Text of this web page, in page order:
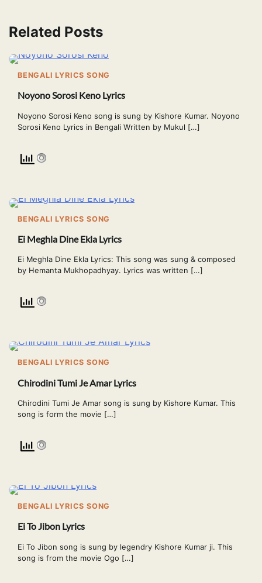
Related Posts
BENGALI LYRICS SONG
Noyono Sorosi Keno Lyrics
Noyono Sorosi Keno song is sung by Kishore Kumar. Noyono
Sorosi Keno Lyrics in Bengali Written by Mukul […]
BENGALI LYRICS SONG
Ei Meghla Dine Ekla Lyrics
Ei Meghla Dine Ekla Lyrics: This song was sung & composed
by Hemanta Mukhopadhyay. Lyrics was written […]
BENGALI LYRICS SONG
Chirodini Tumi Je Amar Lyrics
Chirodini Tumi Je Amar song is sung by Kishore Kumar. This
song is form the movie […]
BENGALI LYRICS SONG
Ei To Jibon Lyrics
Ei To Jibon song is sung by legendry Kishore Kumar ji. This
song is from the movie Ogo […]